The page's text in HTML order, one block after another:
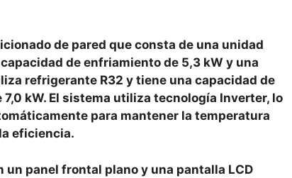
de pared que consta de una unidad
de enfriamiento de 5,3 kW y una
refrigerante R32 y tiene una capacidad de
kW. El sistema utiliza tecnología Inverter, lo
para mantener la temperatura
eficiencia.
panel frontal plano y una pantalla LCD